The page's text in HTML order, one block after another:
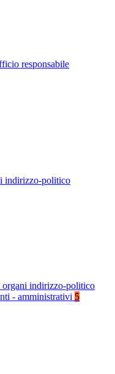
responsabile
indirizzo-politico
organi indirizzo-politico
- amministrativi 5